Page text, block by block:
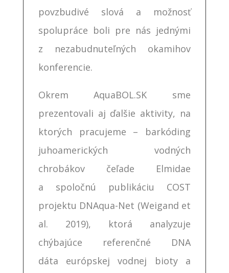
povzbudivé slová a možnosť
spolupráce boli pre nás jednými
z nezabudnuteľných okamihov
konferencie.
Okrem AquaBOL.SK sme
prezentovali aj ďalšie aktivity, na
ktorých pracujeme – barkóding
juhoamerických vodných
chrobákov čeľade Elmidae
a spoločnú publikáciu COST
projektu DNAqua-Net (Weigand et
al. 2019), ktorá analyzuje
chýbajúce referenčné DNA
dáta európskej vodnej bioty a